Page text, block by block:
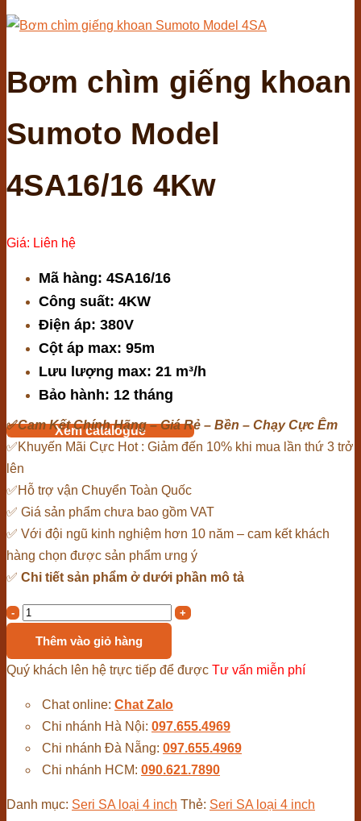
Bơm chìm giếng khoan
Sumoto Model
4SA16/16 4Kw
Giá: Liên hệ
Mã hàng: 4SA16/16
Công suất: 4KW
Điện áp: 380V
Cột áp max: 95m
Lưu lượng max: 21 m³/h
Bảo hành: 12 tháng
Xem catalogue
✅Cam Kết Chính Hãng – Giá Rẻ – Bền – Chạy Cực Êm
✅Khuyến Mãi Cực Hot : Giảm đến 10% khi mua lần thứ 3 trở
lên
✅Hỗ trợ vận Chuyển Toàn Quốc
✅ Giá sản phẩm chưa bao gồm VAT
✅ Với đội ngũ kinh nghiệm hơn 10 năm – cam kết khách
hàng chọn được sản phẩm ưng ý
✅ Chi tiết sản phẩm ở dưới phần mô tả
Bơm
khoan
Sumoto
Model
4SA16/16
4Kw
lượng
Thêm vào giỏ hàng
Quý khách lên hệ trực tiếp để được Tư vấn miễn phí
Chat online: Chat Zalo
Chi nhánh Hà Nội: 097.655.4969
Chi nhánh Đà Nẵng: 097.655.4969
Chi nhánh HCM: 090.621.7890
Danh mục: Seri SA loại 4 inch Thẻ: Seri SA loại 4 inch